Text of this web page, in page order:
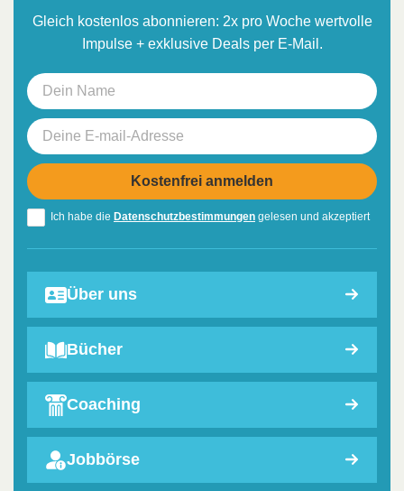
Gleich kostenlos abonnieren: 2x pro Woche wertvolle
Impulse + exklusive Deals per E-Mail.
Ich habe die Datenschutzbestimmungen gelesen und akzeptiert
Über uns
Bücher
Coaching
Jobbörse